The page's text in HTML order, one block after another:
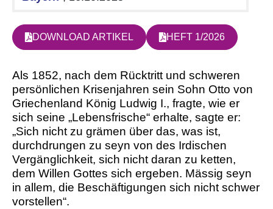
DOWNLOAD ARTIKEL HEFT 1/2026
Als 1852, nach dem Rücktritt und schweren
persönlichen Krisenjahren sein Sohn Otto von
Griechenland König Ludwig I., fragte, wie er
sich seine „Lebensfrische“ erhalte, sagte er:
„Sich nicht zu grämen über das, was ist,
durchdrungen zu seyn von des Irdischen
Vergänglichkeit, sich nicht daran zu ketten,
dem Willen Gottes sich ergeben. Mässig seyn
in allem, die Beschäftigungen sich nicht schwer
vorstellen“.